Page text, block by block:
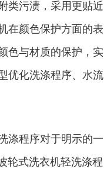
类污渍，采用更贴近
在颜色保护方面的表
色与材质的保护，实
优化洗涤程序、水流
程序对于明示的一
轮式洗衣机轻洗涤程